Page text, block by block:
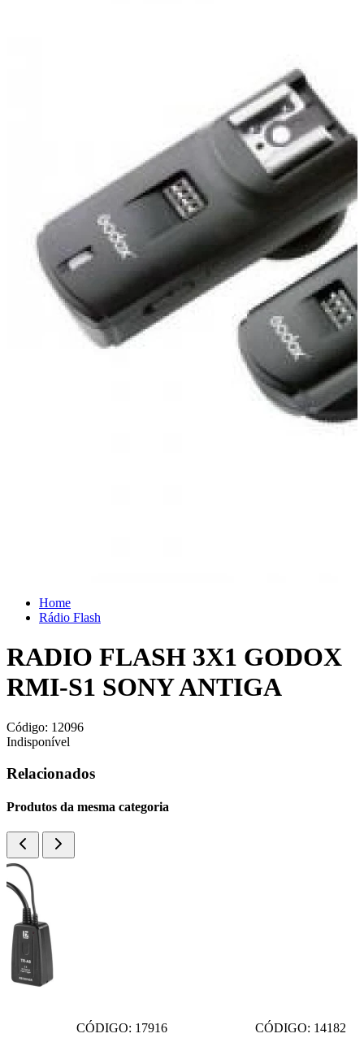
Home
Rádio Flash
RADIO FLASH 3X1 GODOX
RMI-S1 SONY ANTIGA
Código: 12096
Indisponível
Relacionados
Produtos da mesma categoria
CÓDIGO: 17916 CÓDIGO: 14182